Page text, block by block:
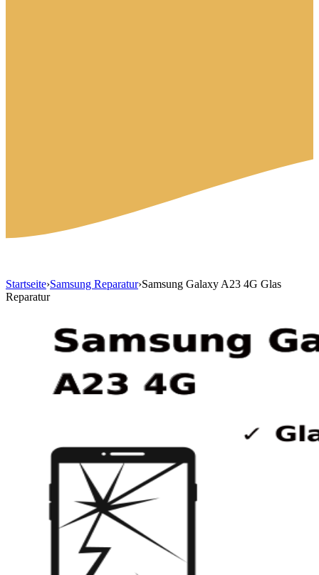
Startseite›Samsung Reparatur›Samsung Galaxy A23 4G Glas
Reparatur